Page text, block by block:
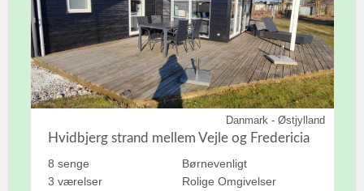
Danmark - Østjylland
Hvidbjerg strand mellem Vejle og Fredericia
8 senge
3 værelser
Børnevenligt
Rolige Omgivelser